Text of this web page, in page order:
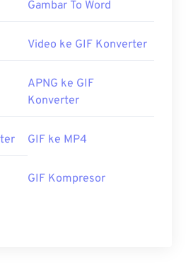
Gambar To Word
Video ke GIF Konverter
APNG ke GIF
Konverter
GIF ke MP4
GIF Kompresor